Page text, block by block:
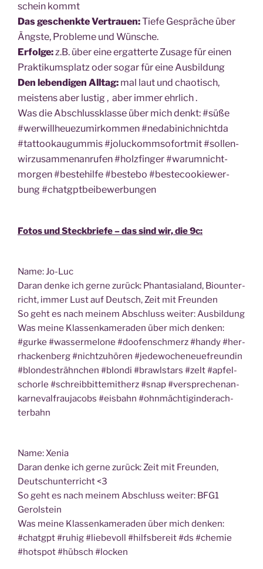
schein kommt
Das geschenk­te Ver­trau­en:Tie­fe Gesprä­che über
Ängs­te, Pro­ble­me und Wünsche.
Erfol­ge:z.B. über eine ergat­ter­te Zusa­ge für einen
Prak­ti­kums­platz oder sogar für eine Ausbildung
Den leben­di­gen All­tag: mal laut und chao­tisch,
meis­tens aber lus­tig , aber immer ehrlich .
Was die Abschluss­klas­se über mich denkt: #süße
#wer­will­heue­zu­m­ir­kom­men #ned­abinich­nicht­da
#tat­too­kau­gum­mis #joluckomm­so­fort­mit #sol­len­
wir­zu­sam­men­an­ru­fen #holz­fin­ger #war­um­nicht­
mor­gen #bes­tehil­fe #bestebo #bestecoo­kie­wer­
bung #chatgpt­bei­be­wer­bun­gen
Fotos und Steck­brie­fe – das sind wir, die 9c:
Name: Jo-Luc
Dar­an den­ke ich ger­ne zurück: Phan­ta­sia­land, Bio­un­ter­
richt, immer Lust auf Deutsch, Zeit mit Freunden
So geht es nach mei­nem Abschluss wei­ter: Ausbildung
Was mei­ne Klas­sen­ka­me­ra­den über mich den­ken:
#gur­ke #was­ser­me­lo­ne #doo­fen­schmerz #han­dy #her­
r­ha­cken­berg #nicht­zu­hö­ren #jede­wo­cheneu­ef­reun­din
#blon­de­strähn­chen #blon­di #brawl­stars #zelt #apfel­
schor­le #schreib­bit­te­mit­herz #snap #ver­spre­chen­an­
kar­ne­val­frau­ja­cobs #eis­bahn #ohn­mäch­tig­in­der­ach­
ter­bahn
Name: Xenia
Dar­an den­ke ich ger­ne zurück: Zeit mit Freun­den,
Deutsch­un­ter­richt <3
So geht es nach mei­nem Abschluss wei­ter: BFG1
Gerolstein
Was mei­ne Klas­sen­ka­me­ra­den über mich den­ken:
#chatgpt #ruhig #lie­be­voll #hilfs­be­reit #ds #che­mie
#hot­spot #hübsch #locken